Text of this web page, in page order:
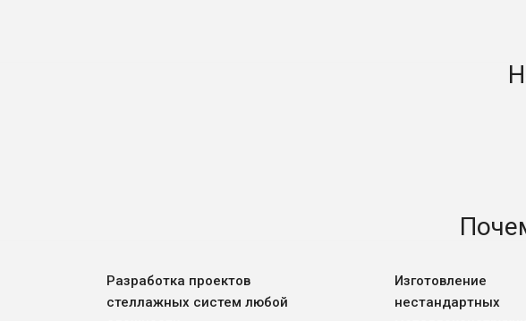
Разработка проектов
стеллажных систем любой
Изготовление
нестандартных